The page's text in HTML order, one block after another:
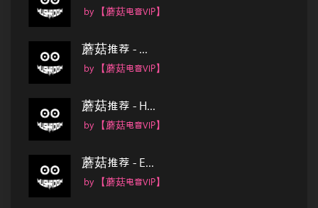
by 【蘑菇电音VIP】
蘑菇推荐 - ...
by 【蘑菇电音VIP】
蘑菇推荐 - H...
by 【蘑菇电音VIP】
蘑菇推荐 - E...
by 【蘑菇电音VIP】